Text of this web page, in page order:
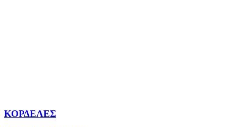
ΚΟΡΔΕΛΕΣ